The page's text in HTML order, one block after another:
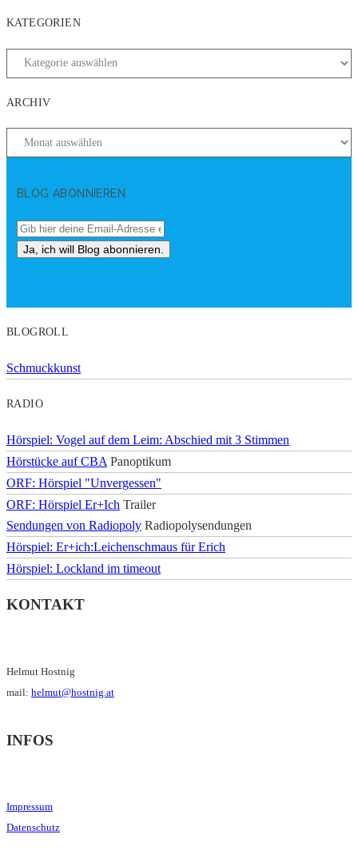
KATEGORIEN
ARCHIV
BLOG ABONNIEREN
BLOGROLL
Schmuckkunst
RADIO
Hörspiel: Vogel auf dem Leim: Abschied mit 3 Stimmen
Hörstücke auf CBA Panoptikum
ORF: Hörspiel "Unvergessen"
ORF: Hörspiel Er+Ich Trailer
Sendungen von Radiopoly Radiopolysendungen
Hörspiel: Er+ich:Leichenschmaus für Erich
Hörspiel: Lockland im timeout
KONTAKT
Helmut Hostnig
mail: helmut@hostnig.at
INFOS
Impressum
Datenschutz